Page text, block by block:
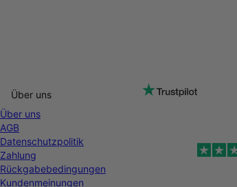
Über uns
Über uns
AGB
Datenschutzpolitik
Zahlung
Rückgabebedingungen
Kundenmeinungen